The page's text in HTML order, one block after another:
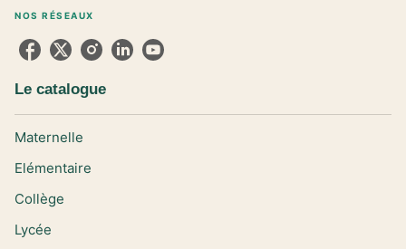
NOS RÉSEAUX
Le catalogue
Maternelle
Elémentaire
Collège
Lycée